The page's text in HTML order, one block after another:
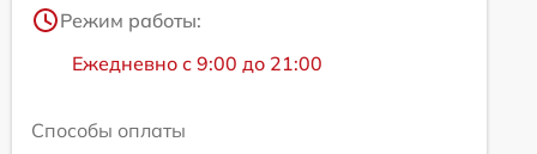
Режим работы:
Ежедневно с 9:00 до 21:00
Способы оплаты